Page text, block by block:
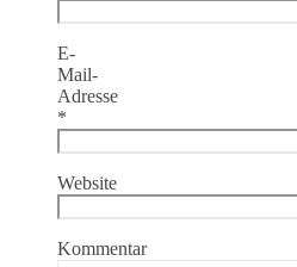
E-
Mail-
Adresse
*
Website
Kommentar